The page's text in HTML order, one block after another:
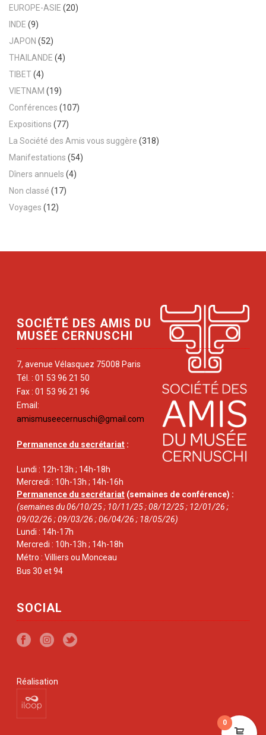
EUROPE-ASIE (20)
INDE (9)
JAPON (52)
THAILANDE (4)
TIBET(4)
VIETNAM (19)
Conférences (107)
Expositions (77)
La Société des Amis vous suggère (318)
Manifestations (54)
Dîners annuels (4)
Non classé (17)
Voyages (12)
SOCIÉTÉ DES AMIS DU
MUSÉE CERNUSCHI
7, avenue Vélasquez 75008 Paris
Tél. : 01 53 96 21 50
Fax : 01 53 96 21 96
Email:
amismuseecernuschi@gmail.com
Permanence du secrétariat :
Lundi : 12h-13h ; 14h-18h
Mercredi : 10h-13h ; 14h-16h
Permanence du secrétariat (semaines de conférence) :
(semaines du 06/10/25 ; 10/11/25 ; 08/12/25 ; 12/01/26 ;
09/02/26 ; 09/03/26 ; 06/04/26 ; 18/05/26)
Lundi : 14h-17h
Mercredi : 10h-13h ; 14h-18h
Métro : Villiers ou Monceau
Bus 30 et 94
SOCIAL
Réalisation
0